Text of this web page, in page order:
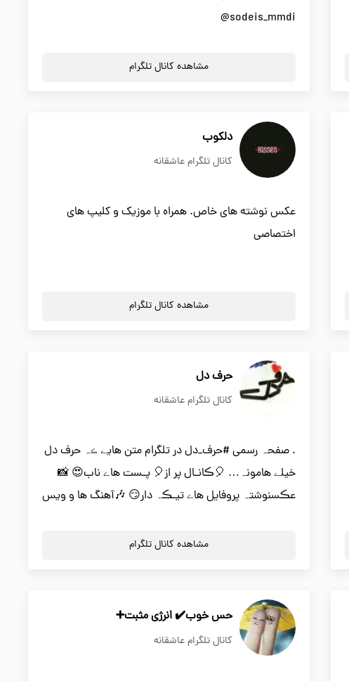
@sodeis_mmdi
مشاهده کانال تلگرام
دلكوب
کانال تلگرام عاشقانه
عکس نوشته های خاص. همراه با موزیک و کلیپ های
اختصاصی
مشاهده کانال تلگرام
حرف دل
کانال تلگرام عاشقانه
. صفحہ رسمي #حرف_دل در تلگرام متن هایے ڪہ حرف دل
خیلے هامونہ… 🎈ڪانـال پر از🎈 پـست هاے ناب😍 📸
عڪسنوشتہ پروفایل هاے تیـڪہ دار😏 🎶آهنگ ها و ویس
مشاهده کانال تلگرام
حس خوب✔️ انرژی مثبت➕
کانال تلگرام عاشقانه